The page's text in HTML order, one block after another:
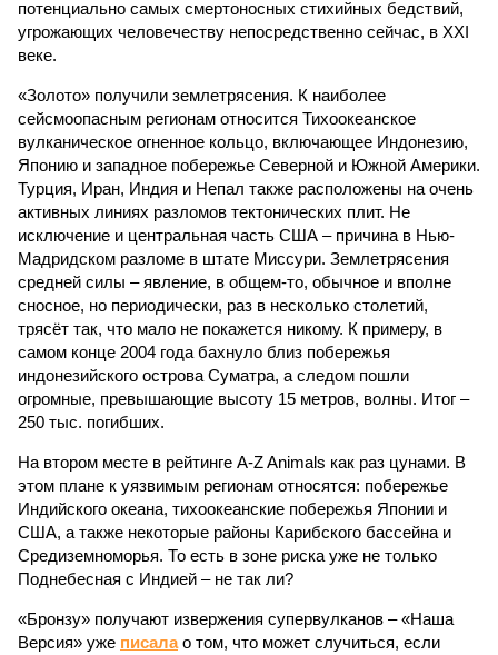
потенциально самых смертоносных стихийных бедствий,
угрожающих человечеству непосредственно сейчас, в XXI
веке.
«Золото» получили землетрясения. К наиболее
сейсмоопасным регионам относится Тихоокеанское
вулканическое огненное кольцо, включающее Индонезию,
Японию и западное побережье Северной и Южной Америки.
Турция, Иран, Индия и Непал также расположены на очень
активных линиях разломов тектонических плит. Не
исключение и центральная часть США – причина в Нью-
Мадридском разломе в штате Миссури. Землетрясения
средней силы – явление, в общем-то, обычное и вполне
сносное, но периодически, раз в несколько столетий,
трясёт так, что мало не покажется никому. К примеру, в
самом конце 2004 года бахнуло близ побережья
индонезийского острова Суматра, а следом пошли
огромные, превышающие высоту 15 метров, волны. Итог –
250 тыс. погибших.
На втором месте в рейтинге A-Z Animals как раз цунами. В
этом плане к уязвимым регионам относятся: побережье
Индийского океана, тихо­океанские побережья Японии и
США, а также некоторые районы Карибского бассейна и
Средиземноморья. То есть в зоне риска уже не только
Поднебесная с Индией – не так ли?
«Бронзу» получают извержения супервулканов – «Наша
Версия» уже писалао том, что может случиться, если